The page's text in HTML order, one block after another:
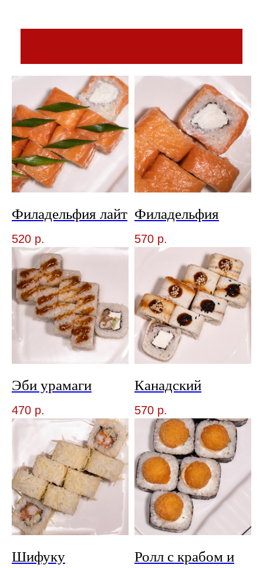
Филадельфия лайт
520 р.
Филадельфия
570 р.
Эби урамаги
470 р.
Канадский
570 р.
Шифуку
Ролл с крабом и